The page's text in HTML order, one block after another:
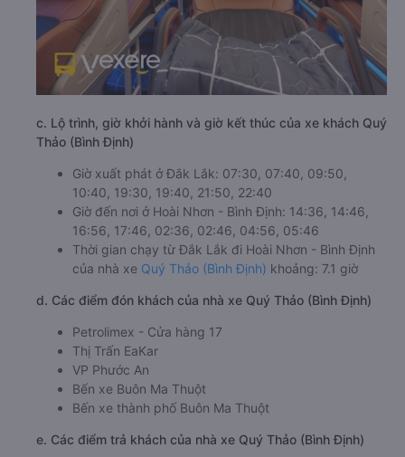
c. Lộ trình, giờ khởi hành và giờ kết thúc của xe khách Quý
Thảo (Bình Định)
Giờ xuất phát ở Đắk Lắk: 07:30, 07:40, 09:50,
10:40, 19:30, 19:40, 21:50, 22:40
Giờ đến nơi ở Hoài Nhơn - Bình Định: 14:36, 14:46,
16:56, 17:46, 02:36, 02:46, 04:56, 05:46
Thời gian chạy từ Đắk Lắk đi Hoài Nhơn - Bình Định
của nhà xe Quý Thảo (Bình Định) khoảng: 7.1 giờ
d. Các điểm đón khách của nhà xe Quý Thảo (Bình Định)
Petrolimex - Cửa hàng 17
Thị Trấn EaKar
VP Phước An
Bến xe Buôn Ma Thuột
Bến xe thành phố Buôn Ma Thuột
e. Các điểm trả khách của nhà xe Quý Thảo (Bình Định)